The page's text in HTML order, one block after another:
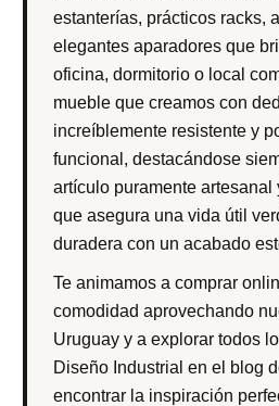
estanterías, prácticos racks,
elegantes aparadores que
oficina, dormitorio o local
mueble que creamos con
increíblemente resistente y
funcional, destacándose
artículo puramente artesanal
que asegura una vida útil
duradera con un acabado
Te animamos a comprar
comodidad aprovechando
Uruguay y a explorar todos
Diseño Industrial en el blog
encontrar la inspiración